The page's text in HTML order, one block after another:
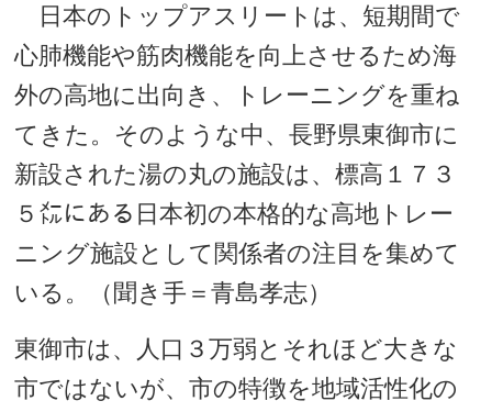
日本のトップアスリートは、短期間で
心肺機能や筋肉機能を向上させるため海
外の高地に出向き、トレーニングを重ね
てきた。そのような中、長野県東御市に
新設された湯の丸の施設は、標高１７３
５㍍にある日本初の本格的な高地トレー
ニング施設として関係者の注目を集めて
いる。（聞き手＝青島孝志）
東御市は、人口３万弱とそれほど大きな
市ではないが、市の特徴を地域活性化の